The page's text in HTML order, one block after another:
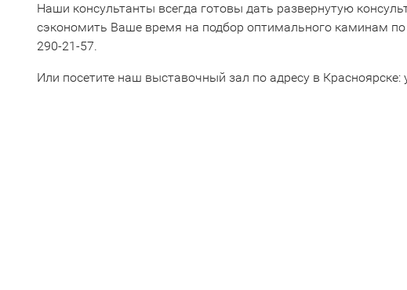
Наши консультанты всегда готовы дать развернутую
сэкономить Ваше время на подбор оптимального каминам по
290-21-57.
Или посетите наш выставочный зал по адресу в Красноярске: